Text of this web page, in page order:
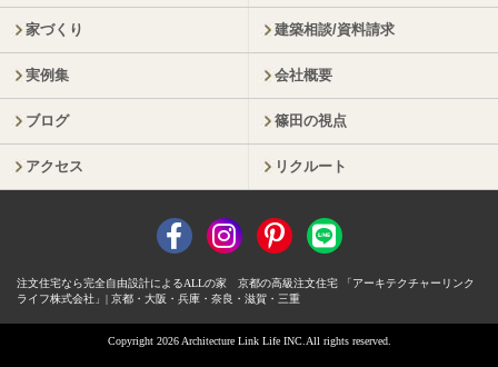
家づくり 建築相談/資料請求
実例集 会社概要
ブログ 篠田の視点
アクセス リクルート
注文住宅なら完全自由設計によるALLの家 京都の高級注文住宅 「アーキテクチャーリンク
ライフ株式会社」| 京都・大阪・兵庫・奈良・滋賀・三重
Copyright 2026 Architecture Link Life INC.All rights reserved.